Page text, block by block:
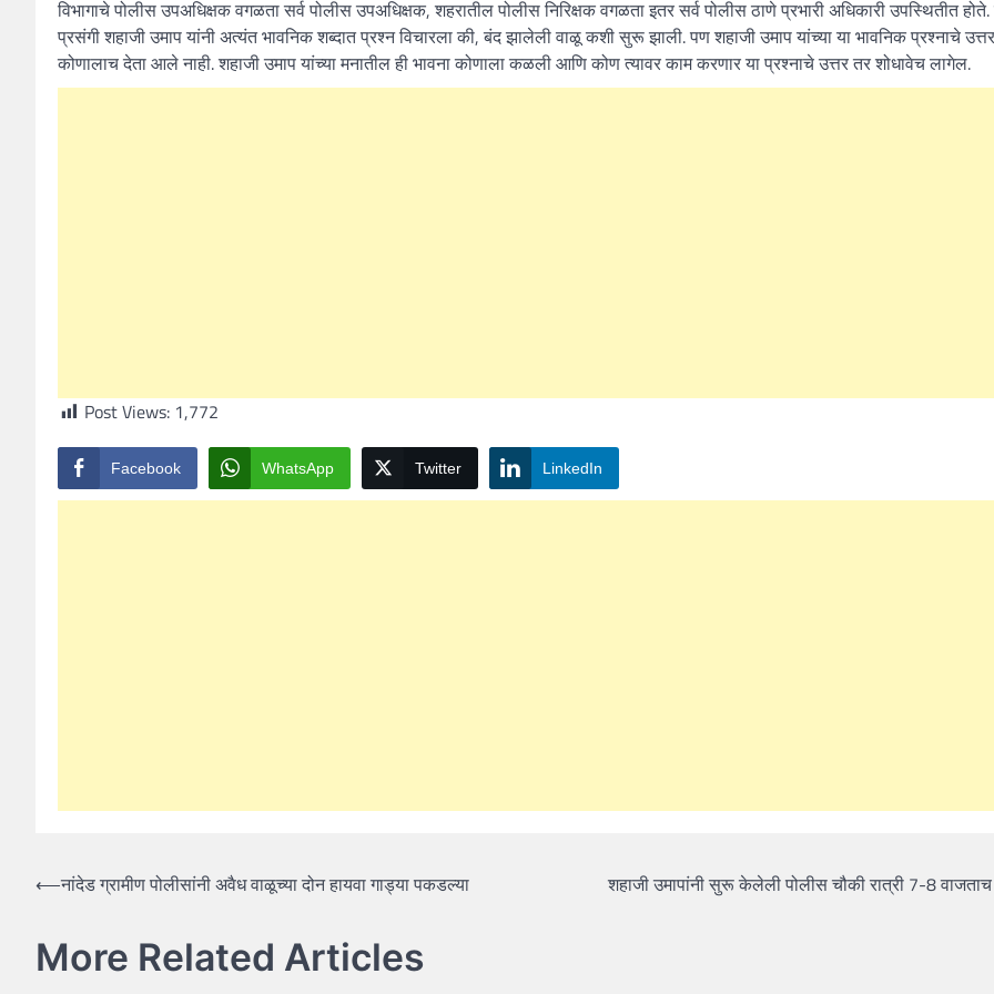
विभागाचे पोलीस उपअधिक्षक वगळता सर्व पोलीस उपअधिक्षक, शहरातील पोलीस निरिक्षक वगळता इतर सर्व पोलीस ठाणे प्रभारी अधिकारी उपस्थितीत होते.
प्रसंगी शहाजी उमाप यांनी अत्यंत भावनिक शब्दात प्रश्न विचारला की, बंद झालेली वाळू कशी सुरू झाली. पण शहाजी उमाप यांच्या या भावनिक प्रश्नाचे उत्तर
कोणालाच देता आले नाही. शहाजी उमाप यांच्या मनातील ही भावना कोणाला कळली आणि कोण त्यावर काम करणार या प्रश्नाचे उत्तर तर शोधावेच लागेल.
Post Views: 1,772
Facebook WhatsApp Twitter LinkedIn
Post
⟵नांदेड ग्रामीण पोलीसांनी अवैध वाळूच्या दोन हायवा गाड्या पकडल्या शहाजी उमापांनी सुरू केलेली पोलीस चौकी रात्री 7-8
More Related Articles